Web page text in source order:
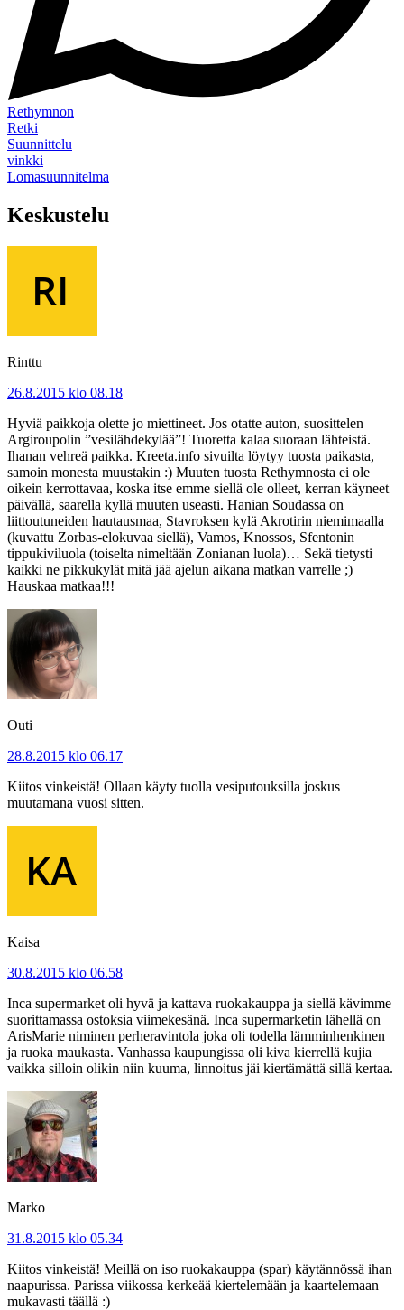
Rethymnon
Retki
Suunnittelu
vinkki
Lomasuunnitelma
Keskustelu
Rinttu
26.8.2015 klo 08.18
Hyviä paikkoja olette jo miettineet. Jos otatte auton, suosittelen
Argiroupolin ”vesilähdekylää”! Tuoretta kalaa suoraan lähteistä.
Ihanan vehreä paikka. Kreeta.info sivuilta löytyy tuosta paikasta,
samoin monesta muustakin :) Muuten tuosta Rethymnosta ei ole
oikein kerrottavaa, koska itse emme siellä ole olleet, kerran käyneet
päivällä, saarella kyllä muuten useasti. Hanian Soudassa on
liittoutuneiden hautausmaa, Stavroksen kylä Akrotirin niemimaalla
(kuvattu Zorbas-elokuvaa siellä), Vamos, Knossos, Sfentonin
tippukiviluola (toiselta nimeltään Zonianan luola)… Sekä tietysti
kaikki ne pikkukylät mitä jää ajelun aikana matkan varrelle ;)
Hauskaa matkaa!!!
Outi
28.8.2015 klo 06.17
Kiitos vinkeistä! Ollaan käyty tuolla vesiputouksilla joskus
muutamana vuosi sitten.
Kaisa
30.8.2015 klo 06.58
Inca supermarket oli hyvä ja kattava ruokakauppa ja siellä kävimme
suorittamassa ostoksia viimekesänä. Inca supermarketin lähellä on
ArisMarie niminen perheravintola joka oli todella lämminhenkinen
ja ruoka maukasta. Vanhassa kaupungissa oli kiva kierrellä kujia
vaikka silloin olikin niin kuuma, linnoitus jäi kiertämättä sillä kertaa.
Marko
31.8.2015 klo 05.34
Kiitos vinkeistä! Meillä on iso ruokakauppa (spar) käytännössä ihan
naapurissa. Parissa viikossa kerkeää kiertelemään ja kaartelemaan
mukavasti täällä :)